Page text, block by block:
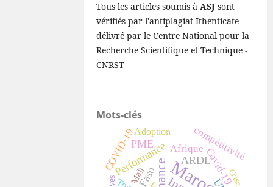
Tous les articles soumis àASJ sont
vérifiés par l'antiplagiat Ithenticate
délivré par le Centre National pour la
Recherche Scientifique et Technique -
CNRST
Mots-clés
Maroc
Performance ARDL
PME
Covid-19
Afriquecompétitivité
COVID-19Adoption
Mali Crise